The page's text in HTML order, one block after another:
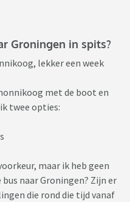
Groningen in spits?
lekker een week
met de boot en
twee opties:
maar ik heb geen
naar Groningen? Zijn er
die rond die tijd vanaf